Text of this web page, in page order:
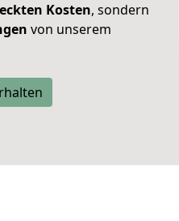
Kosten, sondern
von unserem